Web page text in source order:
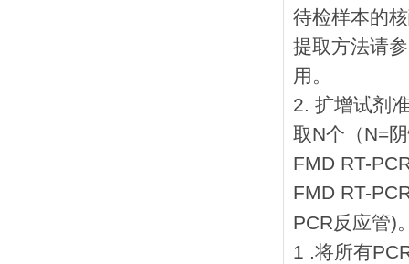
待检样本的
提取方法请
用。
2. 扩增试剂
取N个（N=
FMD RT-
FMD RT-
PCR反应管)
1 .将所有